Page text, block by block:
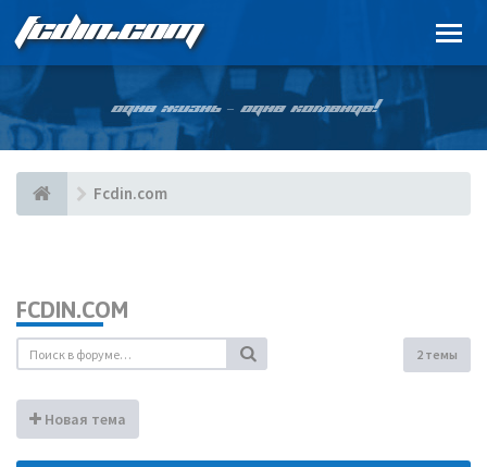
FCDIN.COM
ОДНА ЖИЗНЬ – ОДНА КОМАНДА!
Fcdin.com
FCDIN.COM
2 темы
Новая тема